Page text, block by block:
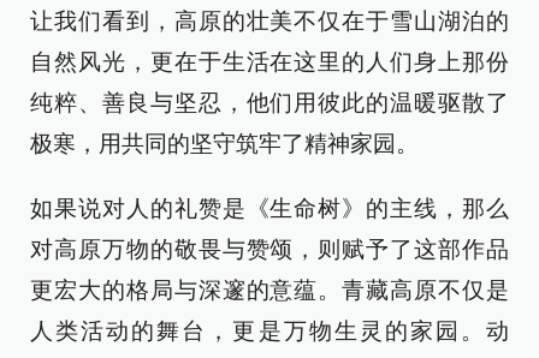
让我们看到，高原的壮美不仅在于雪山湖泊的
自然风光，更在于生活在这里的人们身上那份
纯粹、善良与坚忍，他们用彼此的温暖驱散了
极寒，用共同的坚守筑牢了精神家园。
如果说对人的礼赞是《生命树》的主线，那么
对高原万物的敬畏与赞颂，则赋予了这部作品
更宏大的格局与深邃的意蕴。青藏高原不仅是
人类活动的舞台，更是万物生灵的家园。动